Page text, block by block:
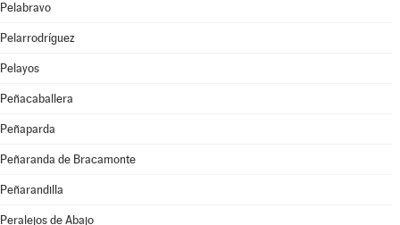
Pelabravo
Pelarrodríguez
Pelayos
Peñacaballera
Peñaparda
Peñaranda de Bracamonte
Peñarandilla
Peralejos de Abajo